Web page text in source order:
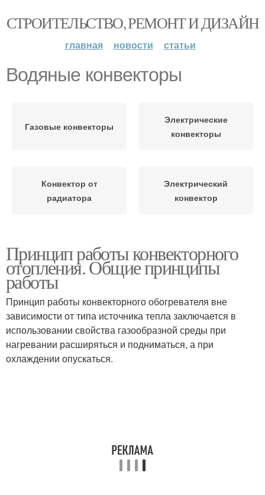
СТРОИТЕЛЬСТВО, РЕМОНТ И ДИЗАЙН
главная новости статьи
Водяные конвекторы
Газовые конвекторы
Электрические
конвекторы
Конвектор от
радиатора
Электрический
конвектор
Принцип работы конвекторного
отопления. Общие принципы
работы
Принцип работы конвекторного обогревателя вне
зависимости от типа источника тепла заключается в
использовании свойства газообразной среды при
нагревании расширяться и подниматься, а при
охлаждении опускаться.